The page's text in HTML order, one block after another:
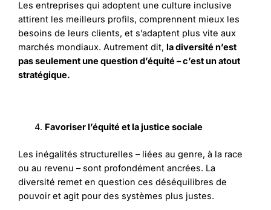
Les entreprises qui adoptent une culture inclusive
attirent les meilleurs profils, comprennent mieux les
besoins de leurs clients, et s’adaptent plus vite aux
marchés mondiaux. Autrement dit, la diversité n’est
pas seulement une question d’équité – c’est un atout
stratégique.
Favoriser l’équité et la justice sociale
Les inégalités structurelles – liées au genre, à la race
ou au revenu – sont profondément ancrées. La
diversité remet en question ces déséquilibres de
pouvoir et agit pour des systèmes plus justes.